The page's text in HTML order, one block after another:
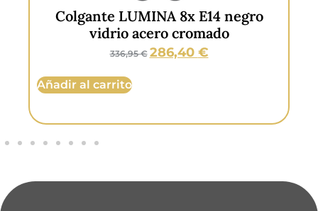
Colgante PURE 3x E14 oro vidrio
blanco
154,95€ 131,95€
Añadir al carrito